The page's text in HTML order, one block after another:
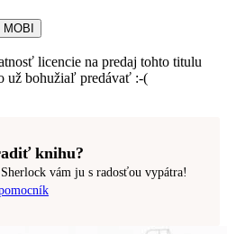
MOBI
licencie na predaj tohto titulu
už bohužiaľ predávať :-(
knihu?
vám ju s radosťou vypátra!